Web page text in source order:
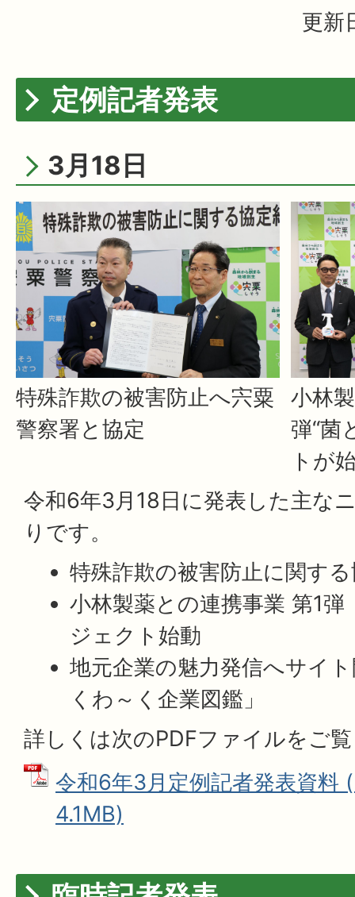
更新
定例記者発表
3月18日
特殊詐欺の被害防止へ宍粟
警察署と協定
小林
弾“菌
トが
令和6年3月18日に発表した主な
りです。
特殊詐欺の被害防止に関す
小林製薬との連携事業 第1
ジェクト始動
地元企業の魅力発信へサイ
くわ～く企業図鑑」
詳しくは次のPDFファイルをご
令和6年3月定例記者発表資料
4.1MB)